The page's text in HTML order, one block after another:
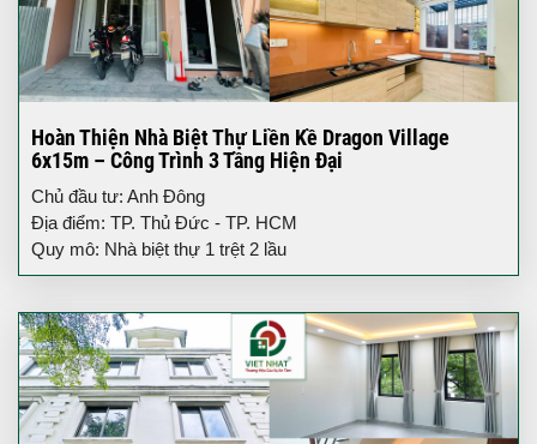
Hoàn Thiện Nhà Biệt Thự Liền Kề Dragon Village
6x15m – Công Trình 3 Tầng Hiện Đại
Chủ đầu tư: Anh Đông
Địa điểm: TP. Thủ Đức - TP. HCM
Quy mô: Nhà biệt thự 1 trệt 2 lầu